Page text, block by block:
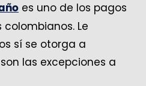
es uno de los pagos
Le
sí se otorga a
las excepciones a